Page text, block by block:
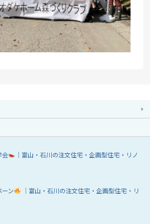
会
｜富山・石川の注文住宅・企画型住宅・リノ
ン
｜富山・石川の注文住宅・企画型住宅・リ